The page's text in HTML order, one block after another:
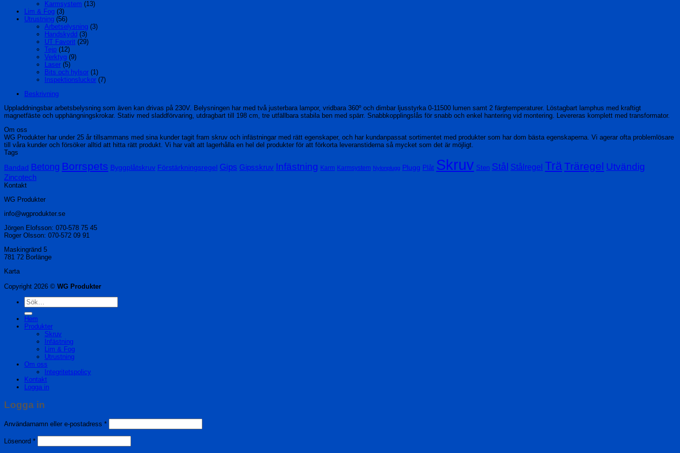
Karmsystem (13)
Lim & Fog (3)
Utrustning (56)
Arbetselysning (3)
Handskydd (3)
UT Favorit (29)
Tejp (12)
Verktyg (9)
Laser (5)
Bits och hylsor (1)
Inspektionsluckor (7)
Beskrivning
Uppladdningsbar arbetsbelysning som även kan drivas på 230V. Belysningen har med två justerbara lampor, vridbara 360º och dimbar ljusstyrka 0-11500 lumen samt 2 färgtemperaturer. Löstagbart lamphus med kraftigt
magnetfäste och upphängningskrokar. Stativ med sladdförvaring, utdragbart till 198 cm, tre utfällbara stabila ben med spärr. Snabbkopplingslås för snabb och enkel hantering vid montering. Levereras komplett med transformator.
Om oss
WG Produkter har under 25 år tillsammans med sina kunder tagit fram skruv och infästningar med rätt egenskaper, och har kundanpassat sortimentet med produkter som har dom bästa egenskaperna. Vi agerar ofta problemlösare
till våra kunder och försöker alltid att hitta rätt produkt. Vi har valt att lagerhålla en hel del produkter för att förkorta leveranstiderna så mycket som det är möjligt.
Tags
Bandad Betong Borrspets Byggplåtskruv Förstärkningsregel Gips Gipsskruv Infästning Karm Karmsystem Nylonplugg Plugg Plåt Skruv Sten Stål Stålregel TräTräregel Utvändig
Zincotech
Kontakt
WG Produkter
info@wgprodukter.se
Jörgen Elofsson: 070-578 75 45
Roger Olsson: 070-572 09 91
Maskingränd 5
781 72 Borlänge
Karta
Copyright 2026 © WG Produkter
Sök
efter:
Hem
Produkter
Skruv
Infästning
Lim & Fog
Utrustning
Om oss
Integritetspolicy
Kontakt
Logga in
Logga in
Användarnamn eller e-postadress *Obligatoriskt
Lösenord *Obligatoriskt